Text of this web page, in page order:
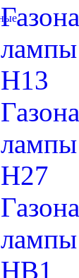
лампы
H13
лампы
H27
лампы
HB1